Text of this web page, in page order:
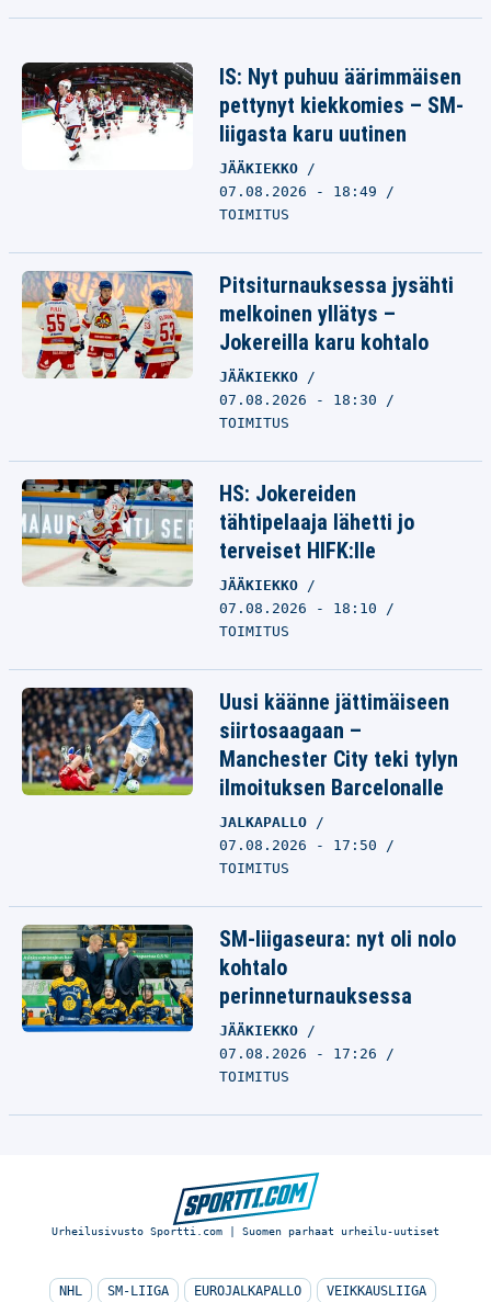
IS: Nyt puhuu äärimmäisen
pettynyt kiekkomies – SM-
liigasta karu uutinen
JÄÄKIEKKO
07.08.2026 - 18:49
TOIMITUS
Pitsiturnauksessa jysähti
melkoinen yllätys –
Jokereilla karu kohtalo
JÄÄKIEKKO
07.08.2026 - 18:30
TOIMITUS
HS: Jokereiden
tähtipelaaja lähetti jo
terveiset HIFK:lle
JÄÄKIEKKO
07.08.2026 - 18:10
TOIMITUS
Uusi käänne jättimäiseen
siirtosaagaan –
Manchester City teki tylyn
ilmoituksen Barcelonalle
JALKAPALLO
07.08.2026 - 17:50
TOIMITUS
SM-liigaseura: nyt oli nolo
kohtalo
perinneturnauksessa
JÄÄKIEKKO
07.08.2026 - 17:26
TOIMITUS
Urheilusivusto Sportti.com | Suomen parhaat urheilu-uutiset
NHL SM-LIIGA EUROJALKAPALLO VEIKKAUSLIIGA